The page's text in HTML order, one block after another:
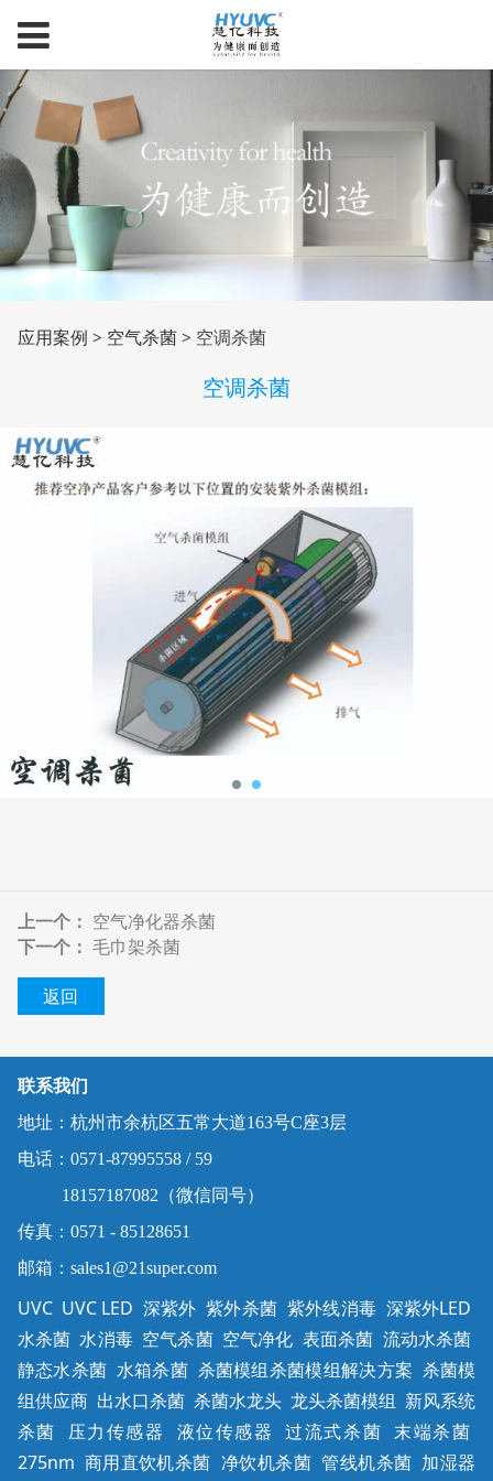
空调杀菌
应用案例 > 空气杀菌> 空调杀菌
空调杀菌
上一个： 空气净化器杀菌
下一个： 毛巾架杀菌
返回
联系我们
地址：杭州市余杭区五常大道163号C座3层
电话：0571-87995558 / 59
18157187082（微信同号）
传真：0571 - 85128651
邮箱：sales1@21super.com
UVC UVC LED 深紫外 紫外杀菌 紫外线消毒 深紫外LED
水杀菌 水消毒 空气杀菌 空气净化 表面杀菌 流动水杀菌
静态水杀菌 水箱杀菌 杀菌模组杀菌模组解决方案 杀菌模
组供应商 出水口杀菌 杀菌水龙头 龙头杀菌模组 新风系统
杀菌 压力传感器 液位传感器 过流式杀菌 末端杀菌
275nm 商用直饮机杀菌 净饮机杀菌 管线机杀菌 加湿器